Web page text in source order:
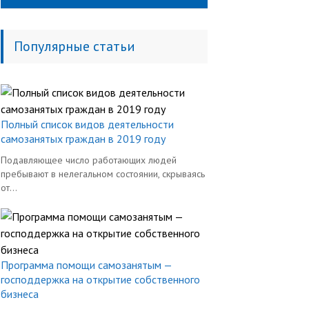
Популярные статьи
Полный список видов деятельности
самозанятых граждан в 2019 году
Подавляющее число работающих людей
пребывают в нелегальном состоянии, скрываясь
от...
Программа помощи самозанятым —
господдержка на открытие собственного
бизнеса